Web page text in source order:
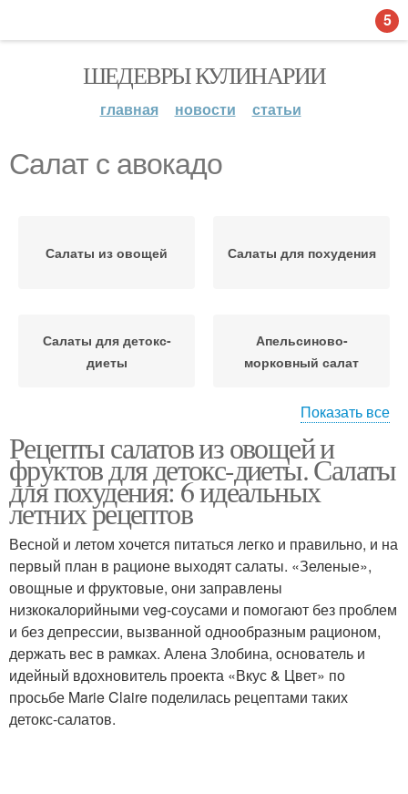
ШЕДЕВРЫ КУЛИНАРИИ
главная новости статьи
Салат с авокадо
Салаты из овощей Салаты для похудения
Салаты для детокс-
диеты
Апельсиново-
морковный салат
Десертный салат Салат с грейпфрутом
Салат из пекинской
капусты
Греческий салат
Салат с пекинской
капустой
Салат с фетой
Показать все
Рецепты салатов из овощей и
фруктов для детокс-диеты. Салаты
для похудения: 6 идеальных
летних рецептов
Весной и летом хочется питаться легко и правильно, и на
первый план в рационе выходят салаты. «Зеленые»,
овощные и фруктовые, они заправлены
низкокалорийными veg-соусами и помогают без проблем
и без депрессии, вызванной однообразным рационом,
держать вес в рамках. Алена Злобина, основатель и
идейный вдохновитель проекта «Вкус & Цвет» по
просьбе Marie Claire поделилась рецептами таких
детокс-салатов.
5